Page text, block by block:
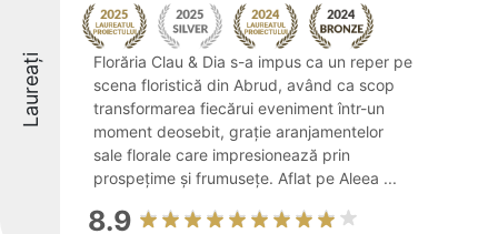
Laureați
Florăria Clau & Dia s-a impus ca un reper pe
scena floristică din Abrud, având ca scop
transformarea fiecărui eveniment într-un
moment deosebit, grație aranjamentelor
sale florale care impresionează prin
prospețime și frumusețe. Aflat pe Aleea ...
8.9